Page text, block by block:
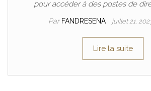
pour accéder à des postes de
Par FANDRESENA juillet 21,
Lire la suite